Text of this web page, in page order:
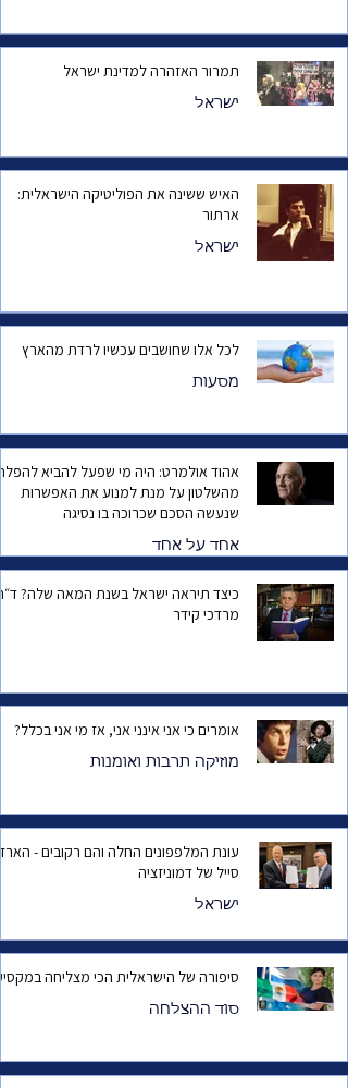
תמרור האזהרה למדינת ישראל
ישראל
האיש ששינה את הפוליטיקה הישראלית:
ארתור
ישראל
לכל אלו שחושבים עכשיו לרדת מהארץ
מסעות
אהוד אולמרט: היה מי שפעל להביא
מהשלטון על מנת למנוע את האפשרות
שנעשה הסכם שכרוכה בו נסיגה
אחד על אחד
כיצד תיראה ישראל בשנת המאה
מרדכי קידר
אומרים כי אני אינני אני, אז מי אני בכלל?
מוזיקה תרבות ואומנות
עונת המלפפונים החלה והם רקובים -
סייל של דמוניזציה
ישראל
סיפורה של הישראלית הכי מצליחה
סוד ההצלחה